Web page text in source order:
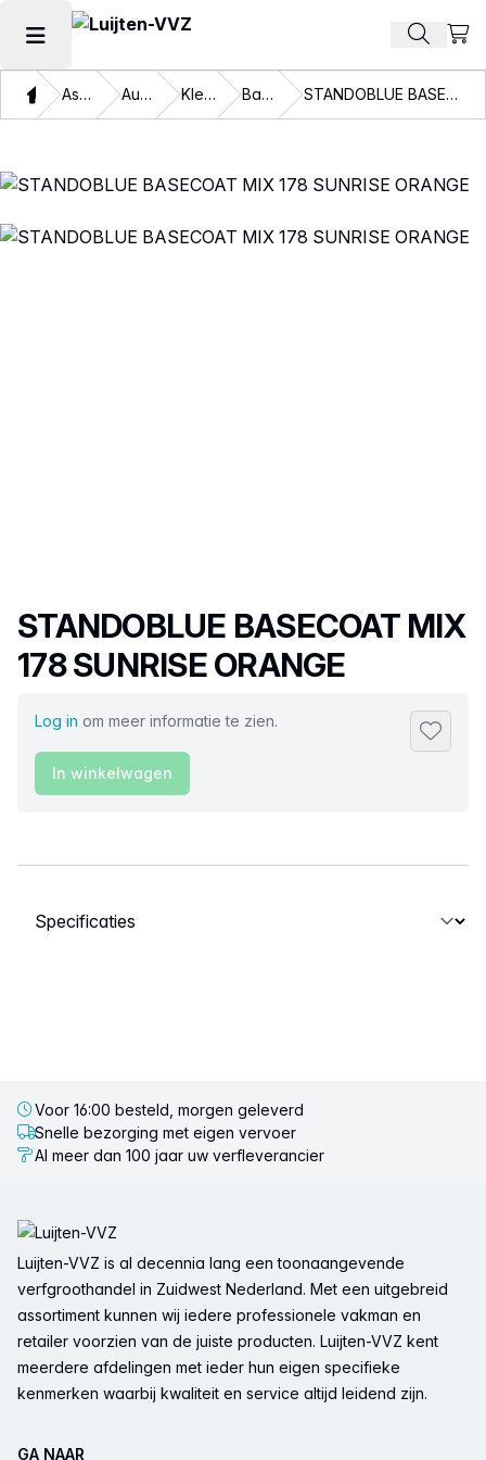
Hoofdmenu openen Zoek
ThuisAssortiment Autolakken Kleurlakken Basislakken STANDOBLUE BASECOAT MIX 178 SUNRISE ORANGE
Productnaam
STANDOBLUE BASECOAT MIX
178 SUNRISE ORANGE
Log in om meer informatie te zien.
In winkelwagen
Selecteer een tabblad
Voor 16:00 besteld, morgen geleverd
Snelle bezorging met eigen vervoer
Al meer dan 100 jaar uw verfleverancier
Luijten-VVZ is al decennia lang een toonaangevende
verfgroothandel in Zuidwest Nederland. Met een uitgebreid
assortiment kunnen wij iedere professionele vakman en
retailer voorzien van de juiste producten. Luijten-VVZ kent
meerdere afdelingen met ieder hun eigen specifieke
kenmerken waarbij kwaliteit en service altijd leidend zijn.
GA NAAR